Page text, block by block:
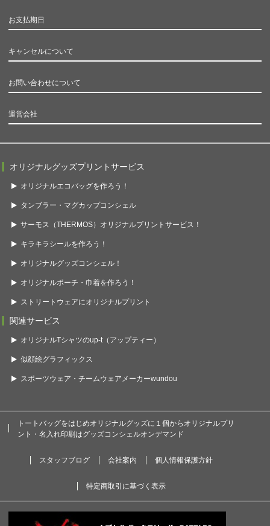
お支払期日
キャンセルについて
お問い合わせについて
運営会社
オリジナルグッズプリントサービス
オリジナルエコバッグを作ろう！
タンブラー・マグカップコンシェル
サーモス（THERMOS）オリジナルプリントサービス！
キラキラシールを作ろう！
オリジナルグッズコンシェル！
オリジナルポーチ・巾着を作ろう！
ストリートウェアにオリジナルプリント
関連サービス
オリジナルTシャツのup-t（アップティー）
似顔絵グラフィックス
スポーツウェア・チームウェアメーカーwundou
トートバッグをはじめオリジナルグッズに１個からオリジナルプリ
ント・名入れ印刷はグッズコンシェルオンデマンド
スタッフブログ 会社案内 個人情報保護方針
特定商取引に基づく表示